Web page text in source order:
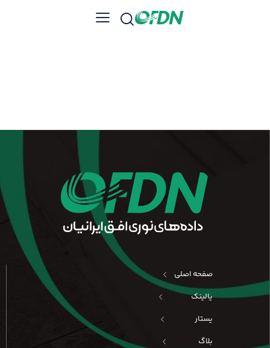
صفحه اصلی
یالینک
یستار
بلاگ